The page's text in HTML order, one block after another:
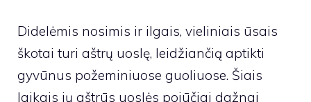
Didelėmis nosimis ir ilgais, vieliniais ūsais
škotai turi aštrų uoslę, leidžiančią aptikti
gyvūnus požeminiuose guoliuose. Šiais
laikais jų aštrūs uoslės pojūčiai dažnai